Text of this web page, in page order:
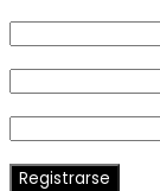
Registrarse